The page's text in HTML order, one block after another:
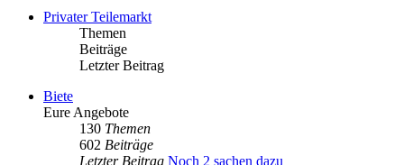
Privater Teilemarkt
Themen
Beiträge
Letzter Beitrag
Biete
Eure Angebote
130 Themen
602 Beiträge
Letzter Beitrag Noch 2 sachen dazu